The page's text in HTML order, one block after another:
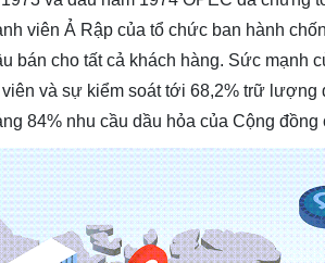
viên Ả Rập của tổ chức ban hành
bán cho tất cả khách hàng. Sức mạnh
và sự kiểm soát tới 68,2% trữ
84% nhu cầu dầu hỏa của Cộng